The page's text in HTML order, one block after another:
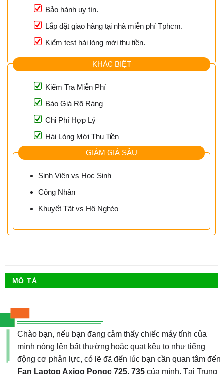
Bảo hành uy tín.
Lắp đặt giao hàng tại nhà miễn phí Tphcm.
Kiểm test hài lòng mới thu tiền.
KHÁC BIỆT
Kiểm Tra Miễn Phí
Báo Giá Rõ Ràng
Chi Phí Hợp Lý
Hài Lòng Mới Thu Tiền
GIẢM GIÁ SÂU
Sinh Viên vs Học Sinh
Công Nhân
Khuyết Tật vs Hộ Nghèo
MÔ TẢ
Chào bạn, nếu bạn đang cảm thấy chiếc máy tính của
mình nóng lên bất thường hoặc quạt kêu to như tiếng
động cơ phản lực, có lẽ đã đến lúc bạn cần quan tâm đến
Fan Laptop Axioo Pongo 725, 735của mình. Tại Trung